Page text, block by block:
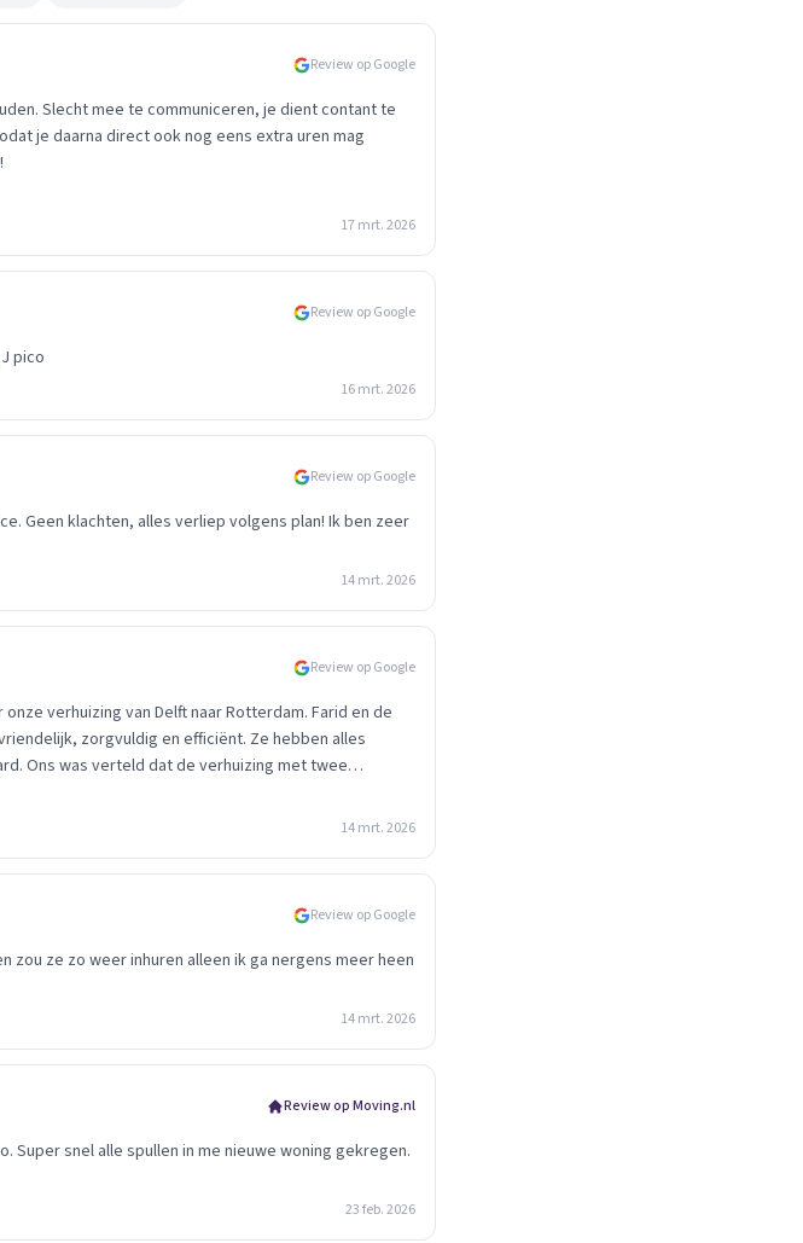
Review op Google
Slecht mee te communiceren, je dient contant te
je daarna direct ook nog eens extra uren mag
17 mrt. 2026
Review op Google
pico
16 mrt. 2026
Review op Google
Geen klachten, alles verliep volgens plan! Ik ben zeer
14 mrt. 2026
Review op Google
verhuizing van Delft naar Rotterdam. Farid en de
zorgvuldig en efficiënt. Ze hebben alles
Ons was verteld dat de verhuizing met twee
echte aanrader!
14 mrt. 2026
Review op Google
zou ze zo weer inhuren alleen ik ga nergens meer heen
14 mrt. 2026
Review op Moving.nl
Super snel alle spullen in me nieuwe woning gekregen.
23 feb. 2026